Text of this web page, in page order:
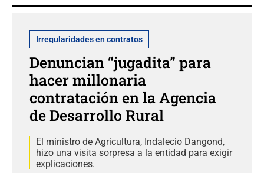
Irregularidades en contratos
Denuncian “jugadita” para
hacer millonaria
contratación en la Agencia
de Desarrollo Rural
El ministro de Agricultura, Indalecio Dangond,
hizo una visita sorpresa a la entidad para exigir
explicaciones.